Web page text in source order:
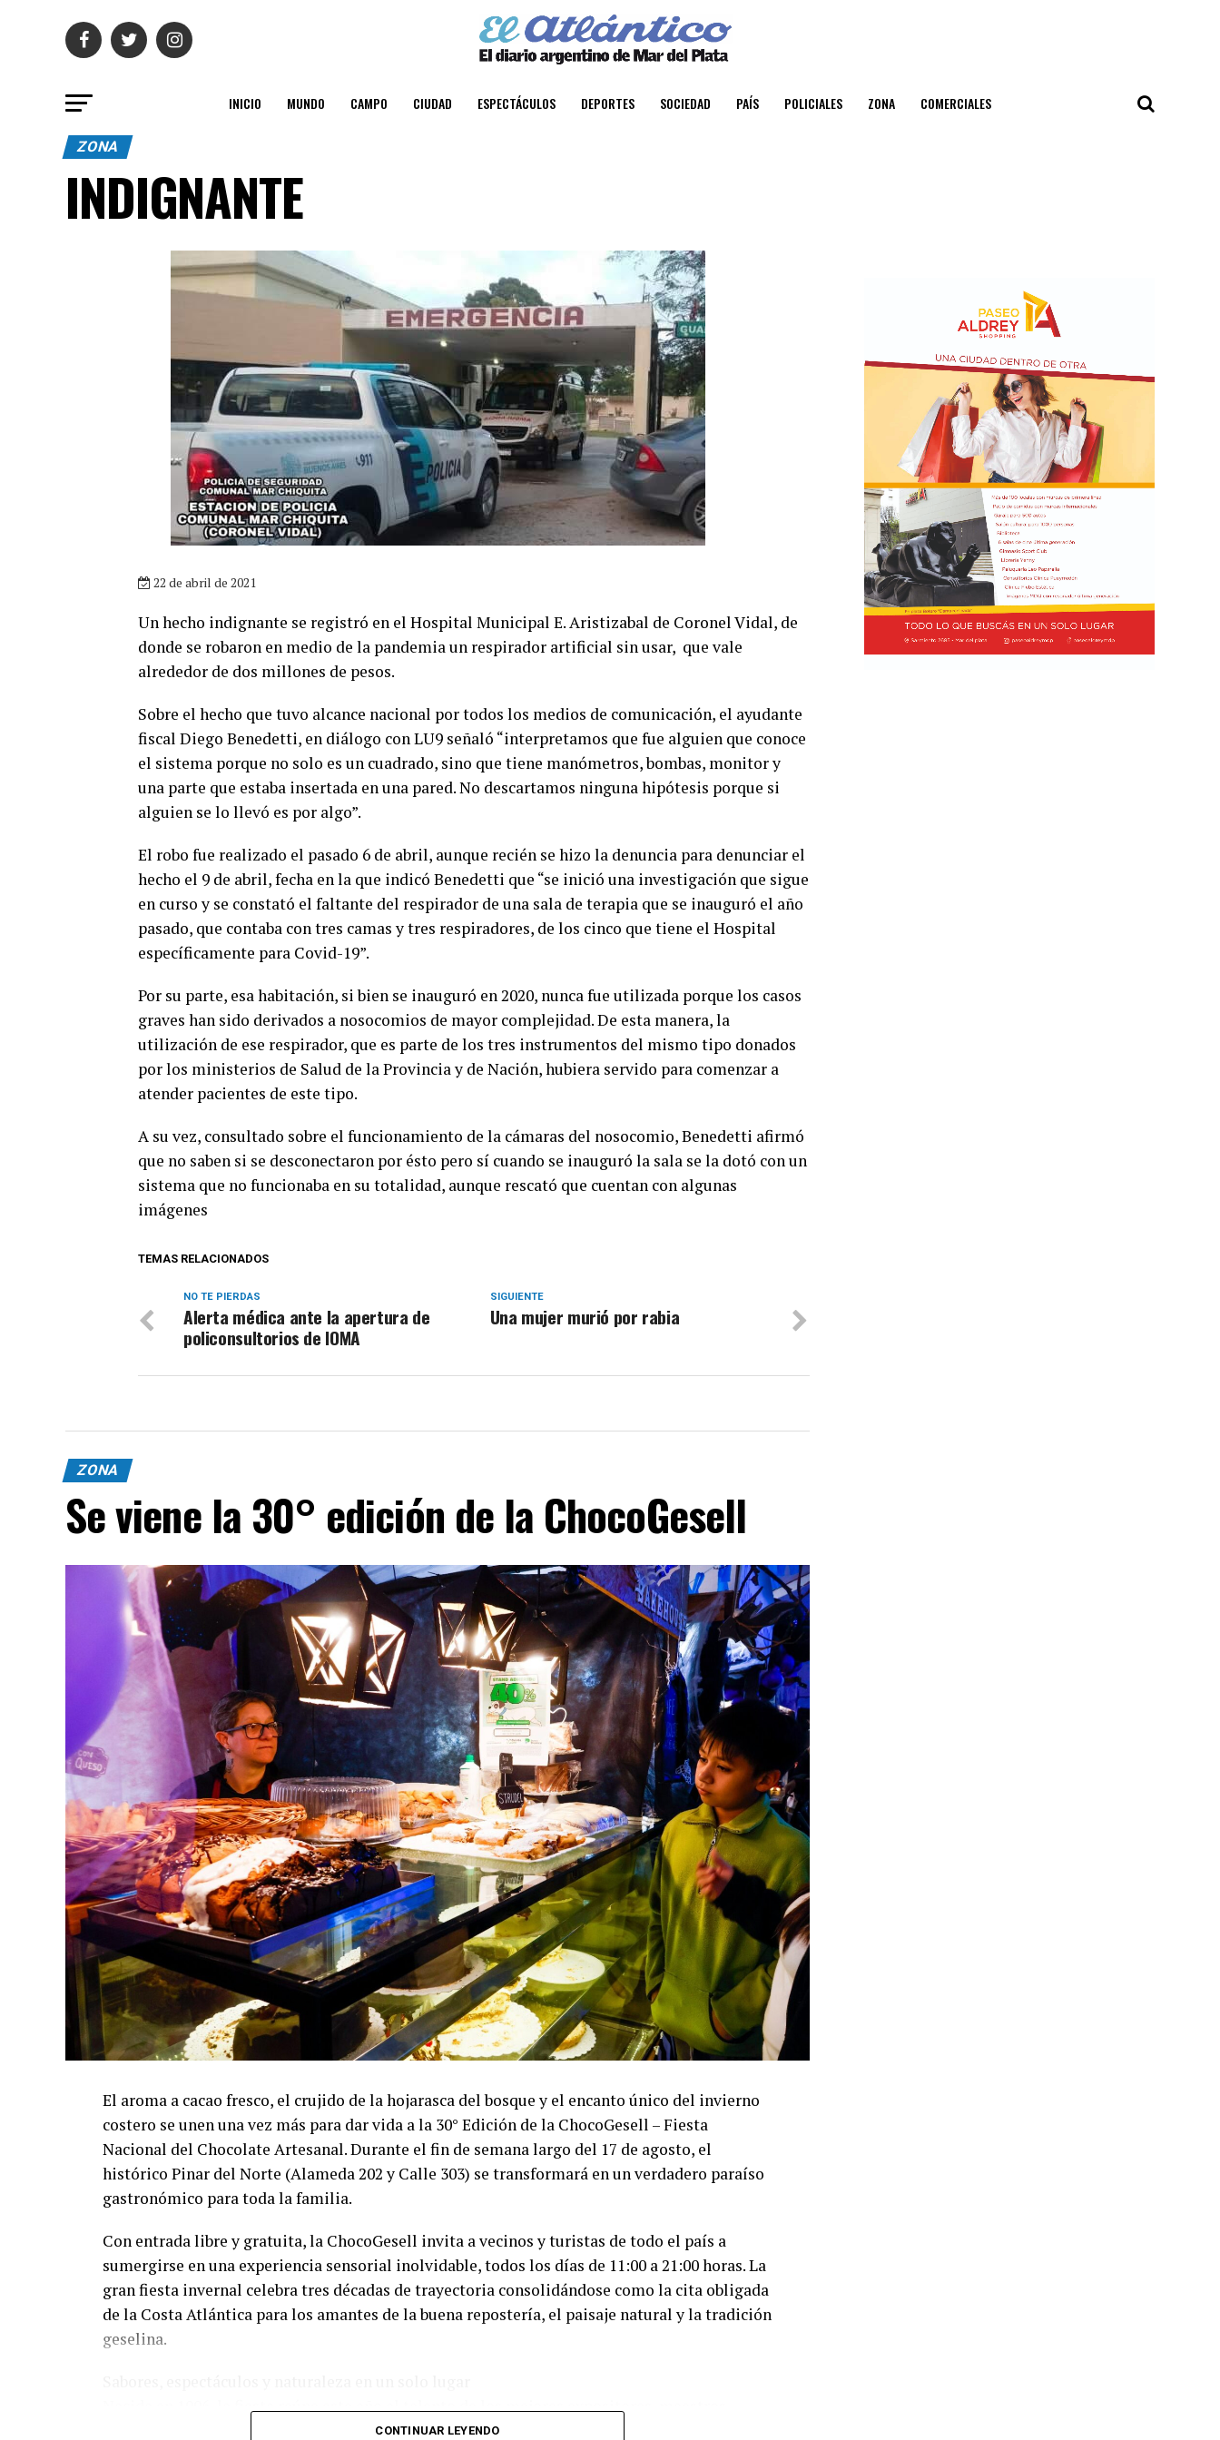
INICIO MUNDO CAMPO CIUDAD ESPECTÁCULOS DEPORTES SOCIEDAD PAÍS POLICIALES ZONA COMERCIALES
ZONA
INDIGNANTE
22 de abril de 2021
Un hecho indignante se registró en el Hospital Municipal E. Aristizabal de Coronel Vidal, de
donde se robaron en medio de la pandemia un respirador artificial sin usar, que vale
alrededor de dos millones de pesos.
Sobre el hecho que tuvo alcance nacional por todos los medios de comunicación, el ayudante
fiscal Diego Benedetti, en diálogo con LU9 señaló “interpretamos que fue alguien que conoce
el sistema porque no solo es un cuadrado, sino que tiene manómetros, bombas, monitor y
una parte que estaba insertada en una pared. No descartamos ninguna hipótesis porque si
alguien se lo llevó es por algo”.
El robo fue realizado el pasado 6 de abril, aunque recién se hizo la denuncia para denunciar el
hecho el 9 de abril, fecha en la que indicó Benedetti que “se inició una investigación que sigue
en curso y se constató el faltante del respirador de una sala de terapia que se inauguró el año
pasado, que contaba con tres camas y tres respiradores, de los cinco que tiene el Hospital
específicamente para Covid-19”.
Por su parte, esa habitación, si bien se inauguró en 2020, nunca fue utilizada porque los casos
graves han sido derivados a nosocomios de mayor complejidad. De esta manera, la
utilización de ese respirador, que es parte de los tres instrumentos del mismo tipo donados
por los ministerios de Salud de la Provincia y de Nación, hubiera servido para comenzar a
atender pacientes de este tipo.
A su vez, consultado sobre el funcionamiento de la cámaras del nosocomio, Benedetti afirmó
que no saben si se desconectaron por ésto pero sí cuando se inauguró la sala se la dotó con un
sistema que no funcionaba en su totalidad, aunque rescató que cuentan con algunas
imágenes
TEMAS RELACIONADOS
SIGUIENTE
Una mujer murió por rabia
NO TE PIERDAS
Alerta médica ante la apertura de
policonsultorios de IOMA
ZONA
Se viene la 30° edición de la ChocoGesell
El aroma a cacao fresco, el crujido de la hojarasca del bosque y el encanto único del invierno
costero se unen una vez más para dar vida a la 30° Edición de la ChocoGesell – Fiesta
Nacional del Chocolate Artesanal. Durante el fin de semana largo del 17 de agosto, el
histórico Pinar del Norte (Alameda 202 y Calle 303) se transformará en un verdadero paraíso
gastronómico para toda la familia.
Con entrada libre y gratuita, la ChocoGesell invita a vecinos y turistas de todo el país a
sumergirse en una experiencia sensorial inolvidable, todos los días de 11:00 a 21:00 horas. La
gran fiesta invernal celebra tres décadas de trayectoria consolidándose como la cita obligada
de la Costa Atlántica para los amantes de la buena repostería, el paisaje natural y la tradición
geselina.
Nacida en 1996, la fiesta reúne este año al talento de los mejores expositores, maestros
chocolateros y reposteros de Villa Gesell y de todo el país. Los asistentes podrán disfrutar de
CONTINUAR LEYENDO